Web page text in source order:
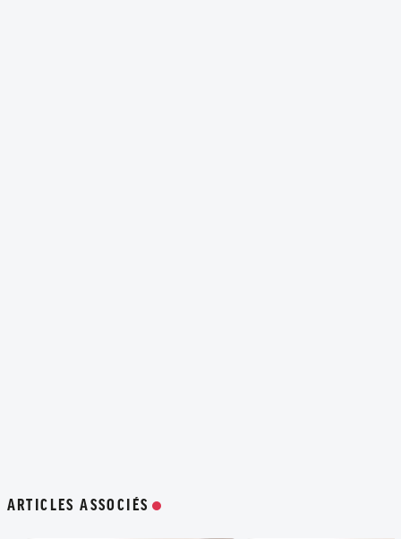
ARTICLES ASSOCIÉS